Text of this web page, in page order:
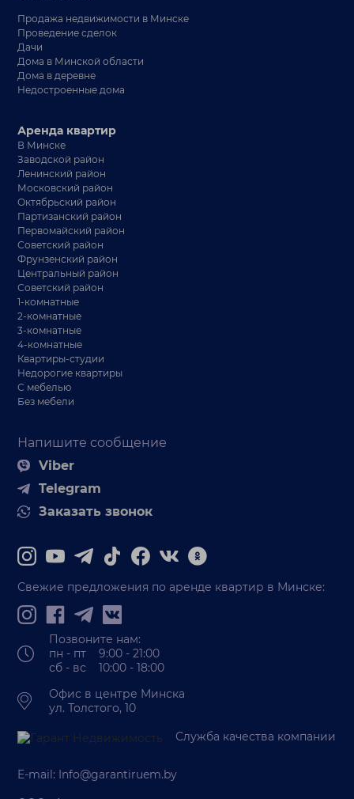
Продажа недвижимости в Минске
Проведение сделок
Дачи
Дома в Минской области
Дома в деревне
Недостроенные дома
Напишите сообщение
Viber
Telegram
Заказать звонок
Аренда квартир
В Минске
Заводской район
Ленинский район
Московский район
Октябрьский район
Партизанский район
Первомайский район
Советский район
Фрунзенский район
Центральный район
Советский район
1-комнатные
2-комнатные
3-комнатные
4-комнатные
Квартиры-студии
Недорогие квартиры
С мебелью
Без мебели
Свежие предложения по аренде квартир в Минске:
Позвоните нам:
пн - пт 9:00 - 21:00
сб - вс 10:00 - 18:00
Офис в центре Минска
ул. Толстого, 10
Служба качества компании
E-mail: Info@garantiruem.by